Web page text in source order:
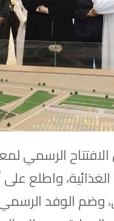
الرسمي
واطلع
وضم الوفد الرسمي